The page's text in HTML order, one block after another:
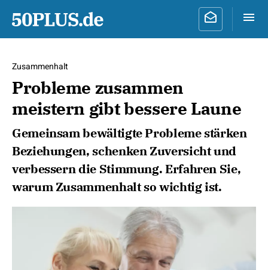
Zusammenhalt
Probleme zusammen
meistern gibt bessere Laune
Gemeinsam bewältigte Probleme stärken
Beziehungen, schenken Zuversicht und
verbessern die Stimmung. Erfahren Sie,
warum Zusammenhalt so wichtig ist.